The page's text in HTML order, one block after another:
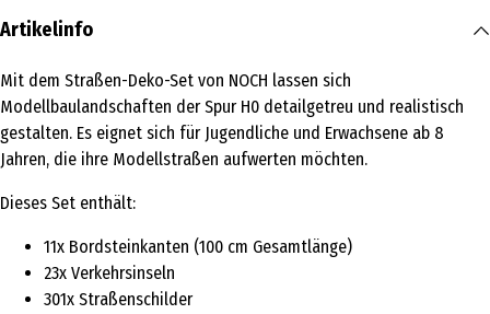
Artikelinfo
Mit dem Straßen-Deko-Set von NOCH lassen sich
Modellbaulandschaften der Spur H0 detailgetreu und realistisch
gestalten. Es eignet sich für Jugendliche und Erwachsene ab 8
Jahren, die ihre Modellstraßen aufwerten möchten.
Dieses Set enthält:
11x Bordsteinkanten (100 cm Gesamtlänge)
23x Verkehrsinseln
301x Straßenschilder